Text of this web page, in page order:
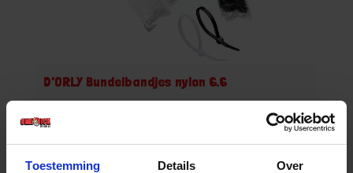
Toestemming Details Over
D'ORLY Bundelbandjes nylon 6.6
Niet op voorraad, levertijd 1 tot meerdere werkdagen